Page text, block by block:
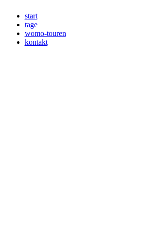
start
tage
womo-touren
kontakt